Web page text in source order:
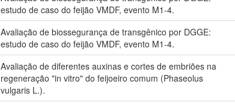
estudo de caso do feijão VMDF, evento M1-4.
Avaliação de biossegurança de transgênico por DGGE:
estudo de caso do feijão VMDF, evento M1-4.
Avaliação de diferentes auxinas e cortes de embriões na
regeneração "in vitro" do feijoeiro comum (Phaseolus
vulgaris L.).